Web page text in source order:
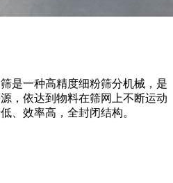
是一种高精度细粉筛分机械，是
，依达到物料在筛网上不断运动
、效率高，全封闭结构。